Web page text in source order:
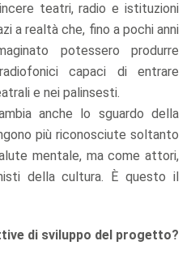
teatri, radio e istituzioni
a realtà che, fino a pochi anni
potessero produrre
capaci di entrare
e nei palinsesti.
anche lo sguardo della
più riconosciute soltanto
mentale, ma come attori,
della cultura. È questo il
di sviluppo del progetto?